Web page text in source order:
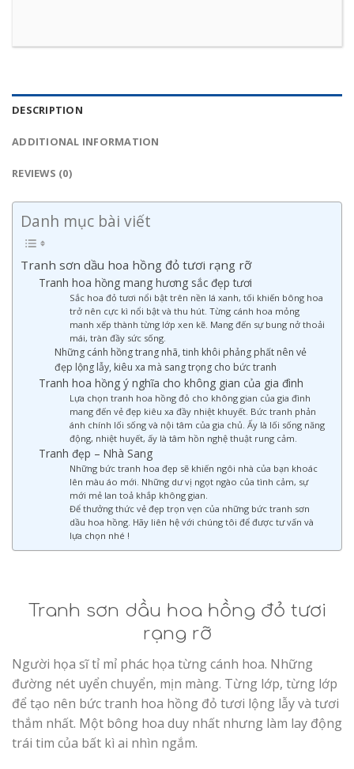
DESCRIPTION
ADDITIONAL INFORMATION
REVIEWS (0)
Danh mục bài viết
Tranh sơn dầu hoa hồng đỏ tươi rạng rỡ
Tranh hoa hồng mang hương sắc đẹp tươi
Sắc hoa đỏ tươi nổi bật trên nền lá xanh, tối khiến bông hoa
trở nên cực kì nổi bật và thu hút. Từng cánh hoa mỏng
manh xếp thành từng lớp xen kẽ. Mang đến sự bung nở thoải
mái, tràn đầy sức sống.
Những cánh hồng trang nhã, tinh khôi phảng phất nên vẻ
đẹp lộng lẫy, kiêu xa mà sang trọng cho bức tranh
Tranh hoa hồng ý nghĩa cho không gian của gia đình
Lựa chọn tranh hoa hồng đỏ cho không gian của gia đình
mang đến vẻ đẹp kiêu xa đầy nhiệt khuyết. Bức tranh phản
ánh chính lối sống và nội tâm của gia chủ. Ấy là lối sống năng
động, nhiệt huyết, ấy là tâm hồn nghệ thuật rung cảm.
Tranh đẹp – Nhà Sang
Những bức tranh hoa đẹp sẽ khiến ngôi nhà của bạn khoác
lên màu áo mới. Những dư vị ngọt ngào của tình cảm, sự
mới mẻ lan toả khắp không gian.
Để thưởng thức vẻ đẹp trọn vẹn của những bức tranh sơn
dầu hoa hồng. Hãy liên hệ với chúng tôi để được tư vấn và
lựa chọn nhé !
Tranh sơn dầu hoa hồng đỏ tươi
rạng rỡ
Người họa sĩ tỉ mỉ phác họa từng cánh hoa. Những
đường nét uyển chuyển, mịn màng. Từng lớp, từng lớp
để tạo nên bức tranh hoa hồng đỏ tươi lộng lẫy và tươi
thắm nhất. Một bông hoa duy nhất nhưng làm lay động
trái tim của bất kì ai nhìn ngắm.